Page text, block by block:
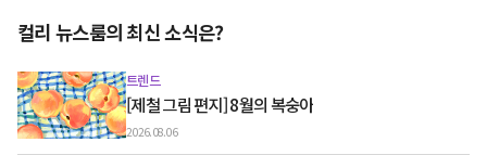
컬리 뉴스룸의 최신 소식은?
트렌드
[제철 그림 편지] 8월의 복숭아
2026.08.06